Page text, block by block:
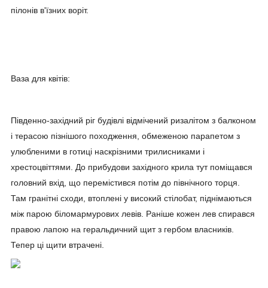
пілонів в'їзних воріт.
Ваза для квітів:
Південно-західний ріг будівлі відмічений ризалітом з балконом
і терасою пізнішого походження, обмеженою парапетом з
улюбленими в готиці наскрізними трилисниками і
хрестоцвіттями. До прибудови західного крила тут поміщався
головний вхід, що перемістився потім до північного торця.
Там гранітні сходи, втоплені у високий стілобат, піднімаються
між парою біломармурових левів. Раніше кожен лев спирався
правою лапою на геральдичний щит з гербом власників.
Тепер ці щити втрачені.